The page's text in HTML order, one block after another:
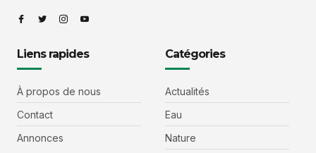
Liens rapides
À propos de nous
Contact
Annonces
Catégories
Actualités
Eau
Nature